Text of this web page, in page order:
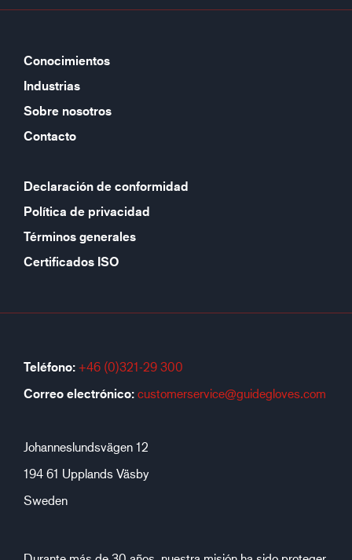
Conocimientos
Industrias
Sobre nosotros
Contacto
Declaración de conformidad
Política de privacidad
Términos generales
Certificados ISO
Teléfono: +46 (0)321-29 300
Correo electrónico: customerservice@guidegloves.com
Johanneslundsvägen 12
194 61 Upplands Väsby
Sweden